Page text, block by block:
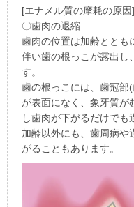
[エナメル質の摩耗の原因]
〇歯肉の退縮
歯肉の位置は加齢ととも
伴い歯の根っこが露出し
す。
歯の根っこには、歯冠部
が表面になく、象牙質が
し歯肉が下がるだけでも
加齢以外にも、歯周病や
がることもあります。